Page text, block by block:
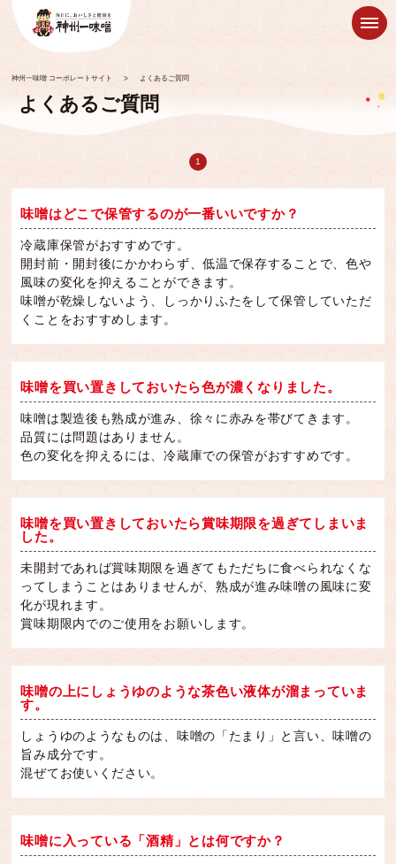
神州一味噌 コーポレートサイト > よくあるご質問
よくあるご質問
1
味噌はどこで保管するのが一番いいですか？
冷蔵庫保管がおすすめです。
開封前・開封後にかかわらず、低温で保存することで、色や
風味の変化を抑えることができます。
味噌が乾燥しないよう、しっかりふたをして保管していただ
くことをおすすめします。
味噌を買い置きしておいたら色が濃くなりました。
味噌は製造後も熟成が進み、徐々に赤みを帯びてきます。
品質には問題はありません。
色の変化を抑えるには、冷蔵庫での保管がおすすめです。
味噌を買い置きしておいたら賞味期限を過ぎてしまいま
した。
未開封であれば賞味期限を過ぎてもただちに食べられなくな
ってしまうことはありませんが、熟成が進み味噌の風味に変
化が現れます。
賞味期限内でのご使用をお願いします。
味噌の上にしょうゆのような茶色い液体が溜まっていま
す。
しょうゆのようなものは、味噌の「たまり」と言い、味噌の
旨み成分です。
混ぜてお使いください。
味噌に入っている「酒精」とは何ですか？